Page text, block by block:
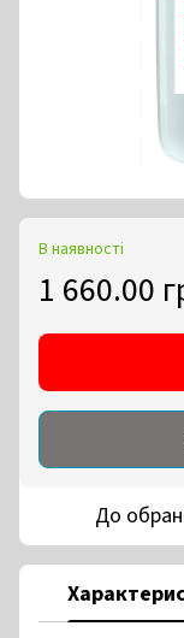
В наявності
1 660.00
До